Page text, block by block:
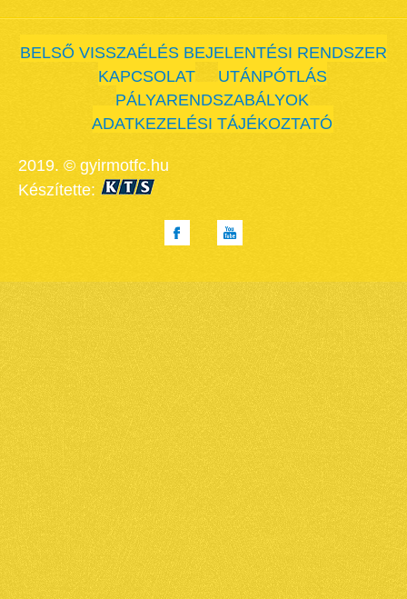
BELSŐ VISSZAÉLÉS BEJELENTÉSI RENDSZER
KAPCSOLAT
UTÁNPÓTLÁS
PÁLYARENDSZABÁLYOK
ADATKEZELÉSI TÁJÉKOZTATÓ
2019. © gyirmotfc.hu
Készítette: